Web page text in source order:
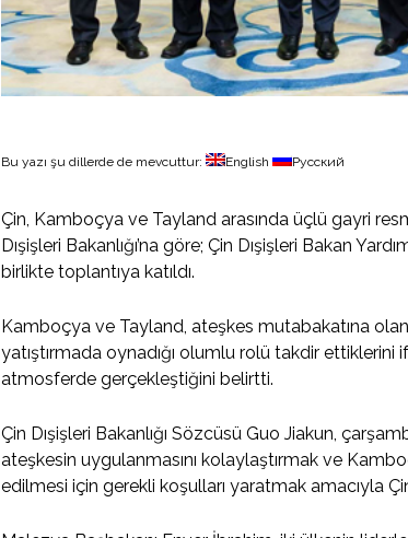
Bu yazı şu dillerde de mevcuttur: English Русский
Çin, Kamboçya ve Tayland arasında üçlü gayri
Dışişleri Bakanlığı’na göre; Çin Dışişleri Bakan
birlikte toplantıya katıldı.
Kamboçya ve Tayland, ateşkes mutabakatına olan
yatıştırmada oynadığı olumlu rolü takdir ettiklerini
atmosferde gerçekleştiğini belirtti.
Çin Dışişleri Bakanlığı Sözcüsü Guo Jiakun,
ateşkesin uygulanmasını kolaylaştırmak ve
edilmesi için gerekli koşulları yaratmak amacıyla